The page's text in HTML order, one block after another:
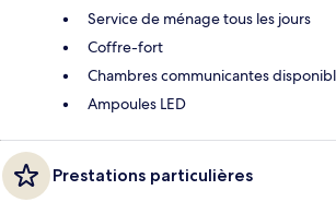
Service de ménage tous les jours
Coffre-fort
Chambres communicantes
Ampoules LED
Prestations particulières